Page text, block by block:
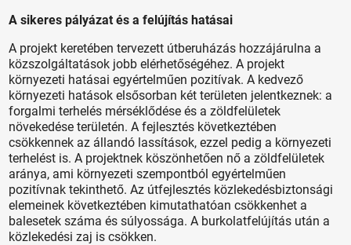
A sikeres pályázat és a felújítás hatásai
A projekt keretében tervezett útberuházás hozzájárulna a
közszolgáltatások jobb elérhetőségéhez. A projekt
környezeti hatásai egyértelműen pozitívak. A kedvező
környezeti hatások elsősorban két területen jelentkeznek: a
forgalmi terhelés mérséklődése és a zöldfelületek
növekedése területén. A fejlesztés következtében
csökkennek az állandó lassítások, ezzel pedig a környezeti
terhelést is. A projektnek köszönhetően nő a zöldfelületek
aránya, ami környezeti szempontból egyértelműen
pozitívnak tekinthető. Az útfejlesztés közlekedésbiztonsági
elemeinek következtében kimutathatóan csökkenhet a
balesetek száma és súlyossága. A burkolatfelújítás után a
közlekedési zaj is csökken.